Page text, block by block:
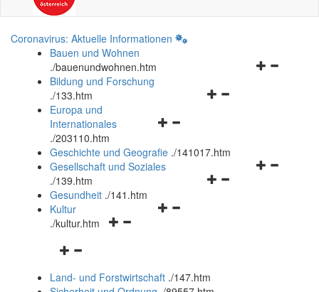
Coronavirus: Aktuelle Informationen
Bauen und Wohnen
./bauenundwohnen.htm
Navigationsmenü
Bildung und Forschung
./133.htm
Navigationsmenü
und
schließen
Europa und
Internationales
./203110.htm
Geschichte und Geografie ./141017.htm
Navigationsmenü
Gesellschaft und Soziales
./139.htm
Navigationsmenü
Gesundheit ./141.htm
Navigationsmenü
Kultur
./kultur.htm
Navigationsmenü
und
Land- und Forstwirtschaft ./147.htm